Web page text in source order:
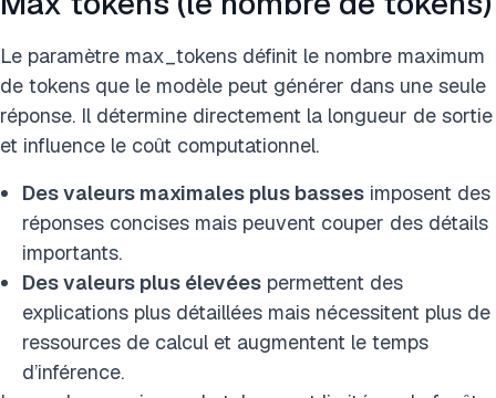
Le paramètre max_tokens définit le nombre maximum
de tokens que le modèle peut générer dans une seule
réponse. Il détermine directement la longueur de sortie
et influence le coût computationnel.
Des valeurs maximales plus basses imposent des
réponses concises mais peuvent couper des détails
importants.
Des valeurs plus élevées permettent des
explications plus détaillées mais nécessitent plus de
ressources de calcul et augmentent le temps
d’inférence.